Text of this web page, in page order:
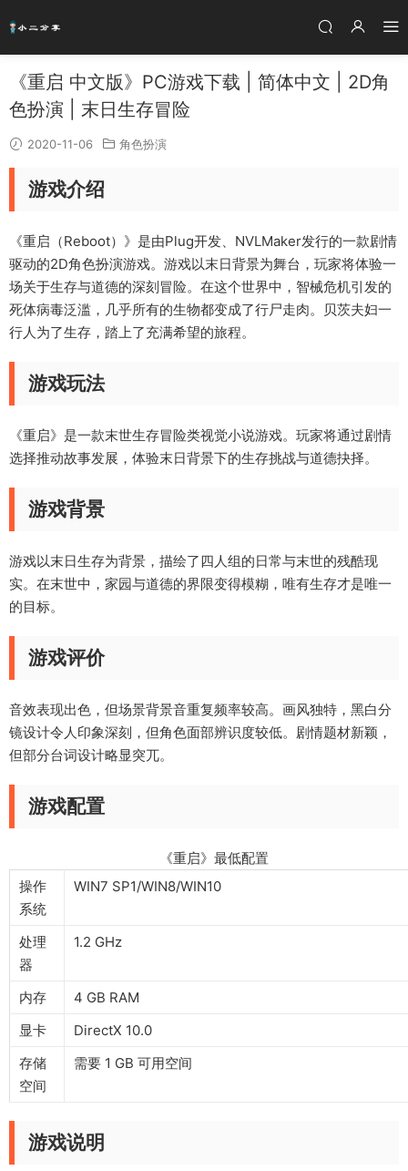
《重启 中文版》PC游戏下载 | 简体中文 | 2D角
色扮演 | 末日生存冒险
2020-11-06 角色扮演
游戏介绍
《重启（Reboot）》是由Plug开发、NVLMaker发行的一款剧情
驱动的2D角色扮演游戏。游戏以末日背景为舞台，玩家将体验一
场关于生存与道德的深刻冒险。在这个世界中，智械危机引发的
死体病毒泛滥，几乎所有的生物都变成了行尸走肉。贝茨夫妇一
行人为了生存，踏上了充满希望的旅程。
游戏玩法
《重启》是一款末世生存冒险类视觉小说游戏。玩家将通过剧情
选择推动故事发展，体验末日背景下的生存挑战与道德抉择。
游戏背景
游戏以末日生存为背景，描绘了四人组的日常与末世的残酷现
实。在末世中，家园与道德的界限变得模糊，唯有生存才是唯一
的目标。
游戏评价
音效表现出色，但场景背景音重复频率较高。画风独特，黑白分
镜设计令人印象深刻，但角色面部辨识度较低。剧情题材新颖，
但部分台词设计略显突兀。
游戏配置
《重启》最低配置
操作
系统
WIN7 SP1/WIN8/WIN10
处理
器
1.2 GHz
内存
4 GB RAM
显卡
DirectX 10.0
存储
空间
需要 1 GB 可用空间
游戏说明